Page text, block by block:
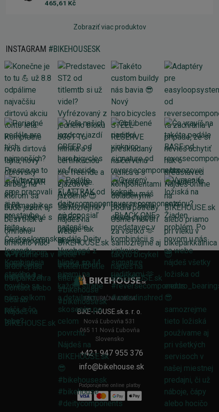
465,61 Kč
Zobraziť viac produktov
INSTAGRAM #BIKEHOUSESK
FAKTURAČNÁ ADRESA
BIKE-HOUSE.sk s. r. o.
Nová Ľubovňa 531
065 11 Nová Ľubovňa
Slovensko
+421 947 955 376
info@bikehouse.sk
Podporujeme online platby